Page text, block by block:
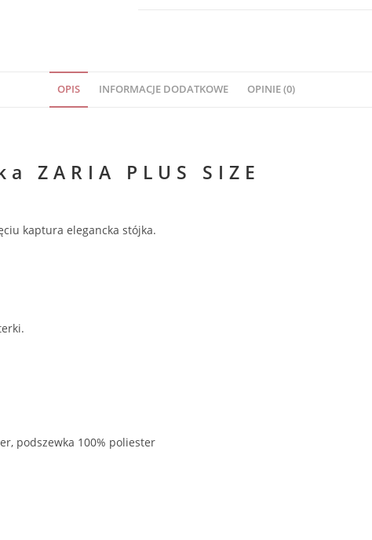
OPIS INFORMACJE DODATKOWE OPINIE (0)
ZARIA PLUS SIZE
kaptura elegancka stójka.
podszewka 100% poliester